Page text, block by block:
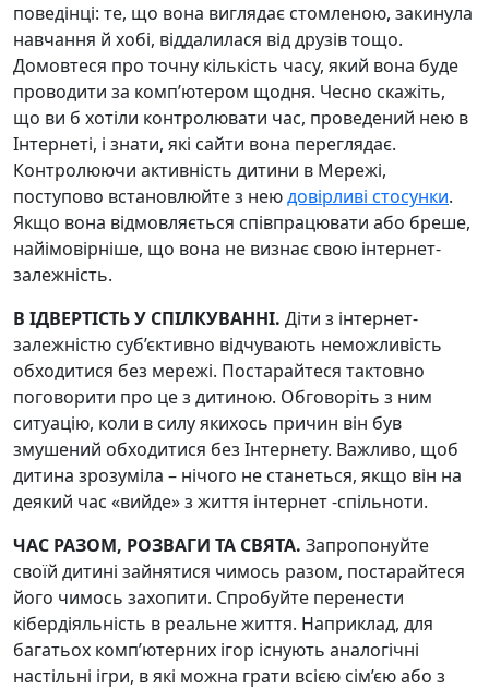
поведінці: те, що вона виглядає стомленою, закинула
навчання й хобі, віддалилася від друзів тощо.
Домовтеся про точну кількість часу, який вона буде
проводити за комп’ютером щодня. Чесно скажіть,
що ви б хотіли контролювати час, проведений нею в
Інтернеті, і знати, які сайти вона переглядає.
Контролюючи активність дитини в Мережі,
поступово встановлюйте з неюдовірливі стосунки.
Якщо вона відмовляється співпрацювати або бреше,
найімовірніше, що вона не визнає свою інтернет-
залежність.
В ІДВЕРТІСТЬ У СПІЛКУВАННІ. Діти з інтернет-
залежністю суб’єктивно відчувають неможливість
обходитися без мережі. Постарайтеся тактовно
поговорити про це з дитиною. Обговоріть з ним
ситуацію, коли в силу якихось причин він був
змушений обходитися без Інтернету. Важливо, щоб
дитина зрозуміла – нічого не станеться, якщо він на
деякий час «вийде» з життя інтернет -спільноти.
ЧАС РАЗОМ, РОЗВАГИ ТА СВЯТА. Запропонуйте
своїй дитині зайнятися чимось разом, постарайтеся
його чимось захопити. Спробуйте перенести
кібердіяльність в реальне життя. Наприклад, для
багатьох комп’ютерних ігор існують аналогічні
настільні ігри, в які можна грати всією сім’єю або з